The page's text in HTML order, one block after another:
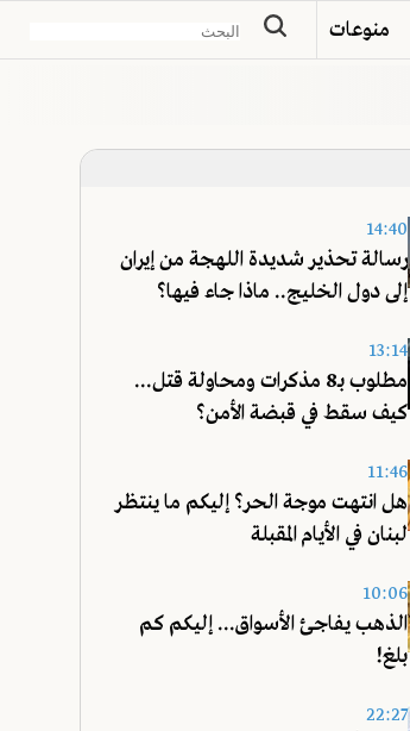
منوعات
14:40
رسالة تحذير شديدة اللهجة من إيران
إلى دول الخليج.. ماذا جاء فيها؟
13:14
مطلوب بـ8 مذكرات ومحاولة قتل...
كيف سقط في قبضة الأمن؟
11:46
هل انتهت موجة الحر؟ إليكم ما ينتظر
لبنان في الأيام المقبلة
10:06
الذهب يفاجئ الأسواق... إليكم كم
بلغ!
22:27